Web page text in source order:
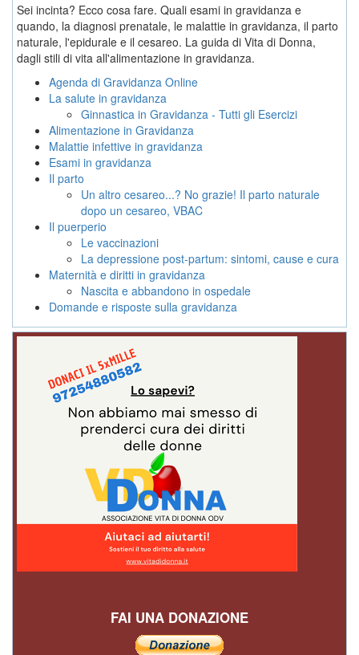
Sei incinta? Ecco cosa fare. Quali esami in gravidanza e
quando, la diagnosi prenatale, le malattie in gravidanza, il parto
naturale, l'epidurale e il cesareo. La guida di Vita di Donna,
dagli stili di vita all'alimentazione in gravidanza.
Agenda di Gravidanza Online
La salute in gravidanza
Ginnastica in Gravidanza - Tutti gli Esercizi
Alimentazione in Gravidanza
Malattie infettive in gravidanza
Esami in gravidanza
Il parto
Un altro cesareo...? No grazie! Il parto naturale
dopo un cesareo, VBAC
Il puerperio
Le vaccinazioni
La depressione post-partum: sintomi, cause e cura
Maternità e diritti in gravidanza
Nascita e abbandono in ospedale
Domande e risposte sulla gravidanza
FAI UNA DONAZIONE